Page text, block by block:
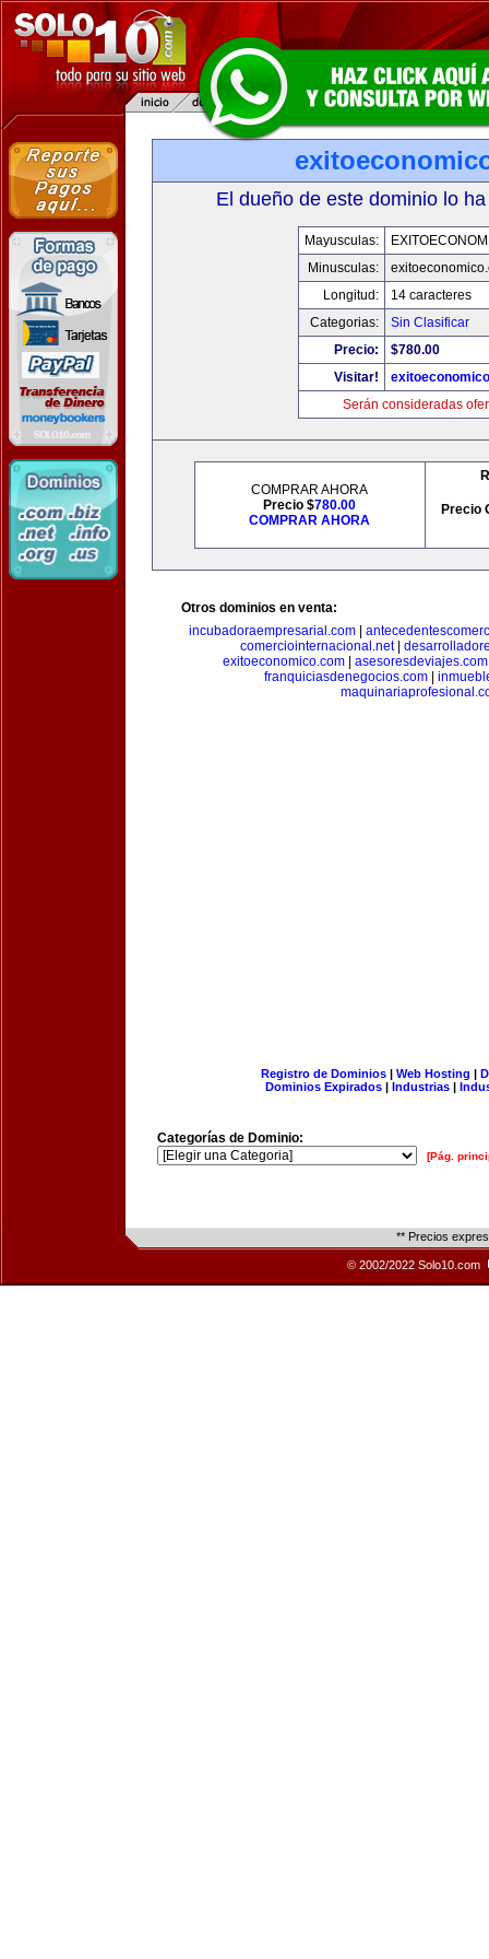
El dueño de este dominio lo
Mayusculas:
Minusculas:
Longitud:
14 caracteres
Categorias:
Sin Clasificar
Precio:
$780.00
Visitar!
Serán consideradas
COMPRAR AHORA
Precio $780.00
COMPRAR AHORA
Precio
Otros dominios en venta:
incubadoraempresarial.com
comerciointernacional.net|
exitoeconomico.com| asesoresdeviajes.com
franquiciasdenegocios.com|
Registro de Dominios| Web Hosting |
Dominios Expirados | Industrias |
Categorías de Dominio:
[Pág.
** Precios
© 2002/2022 Solo10.com